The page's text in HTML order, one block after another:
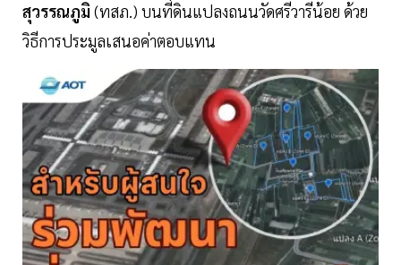
สุวรรณภูมิ (ทสภ.) บนที่ดินแปลงถนนวัดศรีวารีน้อย ด้วย
วิธีการประมูลเสนอค่าตอบแทน